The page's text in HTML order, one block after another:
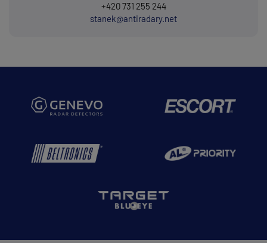
+420 731 255 244
stanek@antiradary.net